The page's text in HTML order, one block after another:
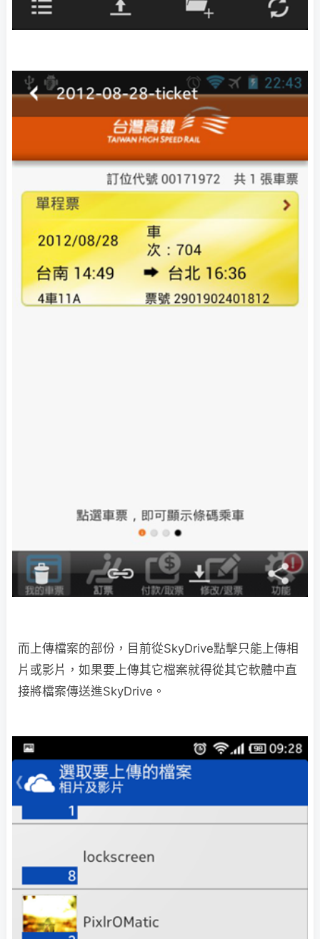
而上傳檔案的部份，目前從SkyDrive點擊只能上傳相
片或影片，如果要上傳其它檔案就得從其它軟體中直
接將檔案傳送進SkyDrive。